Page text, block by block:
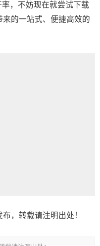
，不妨现在就尝试下载
的一站式、便捷高效的
布，转载请注明出处！